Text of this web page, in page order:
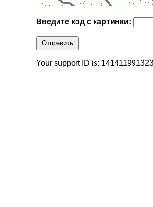
Введите код с картинки:
Отправить
Your support ID is: